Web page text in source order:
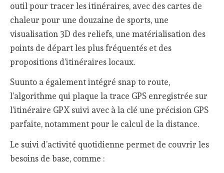
outil pour tracer les itinéraires, avec des cartes de
chaleur pour une douzaine de sports, une
visualisation 3D des reliefs, une matérialisation des
points de départ les plus fréquentés et des
propositions d’itinéraires locaux.
Suunto a également intégré snap to route,
l’algorithme qui plaque la trace GPS enregistrée sur
l’itinéraire GPX suivi avec à la clé une précision GPS
parfaite, notamment pour le calcul de la distance.
Le suivi d’activité quotidienne permet de couvrir les
besoins de base, comme :